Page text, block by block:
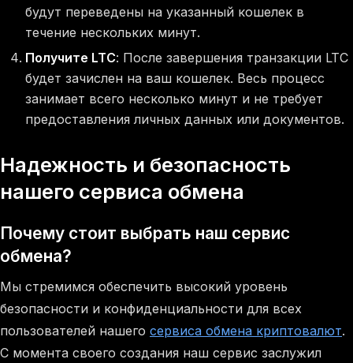
будут переведены на указанный кошелек в
течение нескольких минут.
Получите LTC: После завершения транзакции LTC
будет зачислен на ваш кошелек. Весь процесс
занимает всего несколько минут и не требует
предоставления личных данных или документов.
Надежность и безопасность
нашего сервиса обмена
Почему стоит выбрать наш сервис
обмена?
Мы стремимся обеспечить высокий уровень
безопасности и конфиденциальности для всех
пользователей нашего сервиса обмена криптовалют.
С момента своего создания наш сервис заслужил